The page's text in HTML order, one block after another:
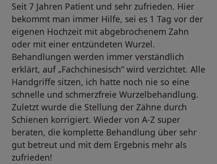
Seit 7 Jahren Patient und sehr zufrieden. Hier
bekommt man immer Hilfe, sei es 1 Tag vor der
eigenen Hochzeit mit abgebrochenem Zahn
oder mit einer entzündeten Wurzel.
Behandlungen werden immer verständlich
erklärt, auf „Fachchinesisch“ wird verzichtet. Alle
Handgriffe sitzen, ich hatte noch nie so eine
schnelle und schmerzfreie Wurzelbehandlung.
Zuletzt wurde die Stellung der Zähne durch
Schienen korrigiert. Wieder von A-Z super
beraten, die komplette Behandlung über sehr
gut betreut und mit dem Ergebnis mehr als
zufrieden!